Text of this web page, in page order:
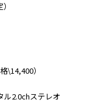
\14,400）
2.0chステレオ